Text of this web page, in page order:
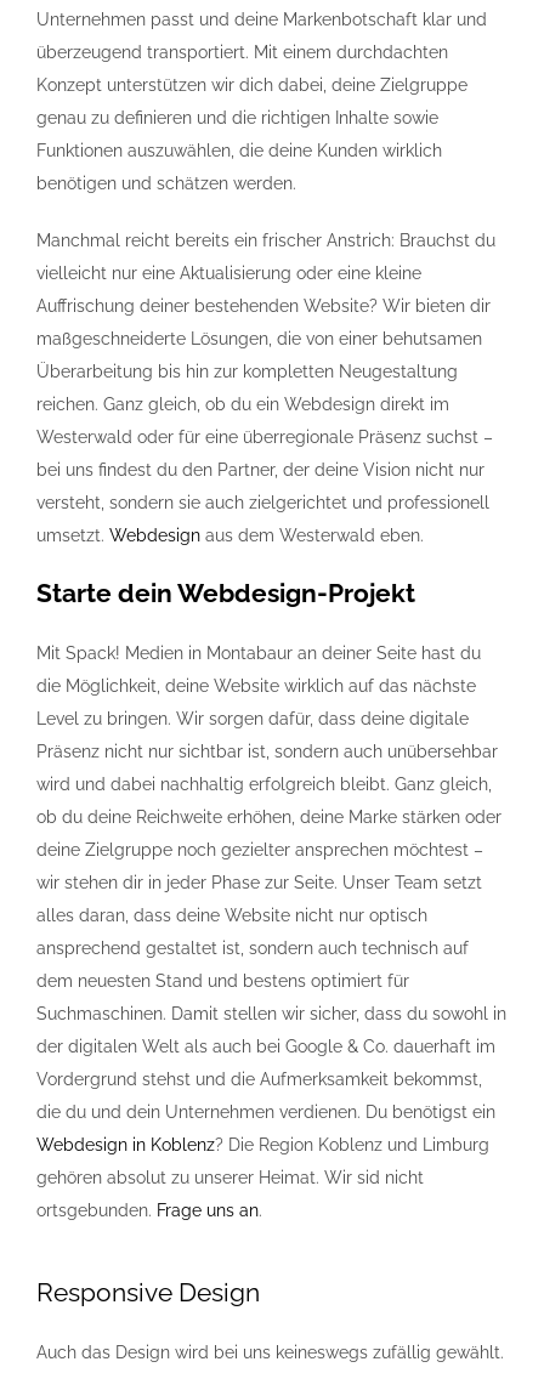
Unternehmen passt und deine Markenbotschaft klar und
überzeugend transportiert. Mit einem durchdachten
Konzept unterstützen wir dich dabei, deine Zielgruppe
genau zu definieren und die richtigen Inhalte sowie
Funktionen auszuwählen, die deine Kunden wirklich
benötigen und schätzen werden.
Manchmal reicht bereits ein frischer Anstrich: Brauchst du
vielleicht nur eine Aktualisierung oder eine kleine
Auffrischung deiner bestehenden Website? Wir bieten dir
maßgeschneiderte Lösungen, die von einer behutsamen
Überarbeitung bis hin zur kompletten Neugestaltung
reichen. Ganz gleich, ob du ein Webdesign direkt im
Westerwald oder für eine überregionale Präsenz suchst –
bei uns findest du den Partner, der deine Vision nicht nur
versteht, sondern sie auch zielgerichtet und professionell
umsetzt. Webdesign aus dem Westerwald eben.
Starte dein Webdesign-Projekt
Mit Spack! Medien in Montabaur an deiner Seite hast du
die Möglichkeit, deine Website wirklich auf das nächste
Level zu bringen. Wir sorgen dafür, dass deine digitale
Präsenz nicht nur sichtbar ist, sondern auch unübersehbar
wird und dabei nachhaltig erfolgreich bleibt. Ganz gleich,
ob du deine Reichweite erhöhen, deine Marke stärken oder
deine Zielgruppe noch gezielter ansprechen möchtest –
wir stehen dir in jeder Phase zur Seite. Unser Team setzt
alles daran, dass deine Website nicht nur optisch
ansprechend gestaltet ist, sondern auch technisch auf
dem neuesten Stand und bestens optimiert für
Suchmaschinen. Damit stellen wir sicher, dass du sowohl in
der digitalen Welt als auch bei Google & Co. dauerhaft im
Vordergrund stehst und die Aufmerksamkeit bekommst,
die du und dein Unternehmen verdienen. Du benötigst ein
Webdesign in Koblenz? Die Region Koblenz und Limburg
gehören absolut zu unserer Heimat. Wir sid nicht
ortsgebunden. Frage uns an.
Responsive Design
Auch das Design wird bei uns keineswegs zufällig gewählt.